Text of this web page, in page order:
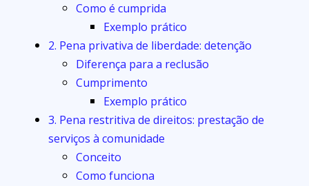
Como é cumprida
Exemplo prático
2. Pena privativa de liberdade: detenção
Diferença para a reclusão
Cumprimento
Exemplo prático
3. Pena restritiva de direitos: prestação de
serviços à comunidade
Conceito
Como funciona